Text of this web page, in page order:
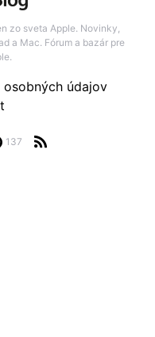
zo sveta Apple. Novinky,
a Mac. Fórum a bazár pre
137
osobných údajov